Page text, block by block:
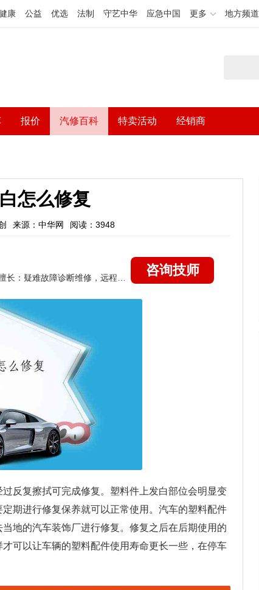
康 公益 优选 法制 守艺中华 应急中国 更多 地方频道
报价 汽修百科 特卖活动 经销商
怎么修复
来源：中华网 阅读：3948
咨询技师
反复擦拭可完成修复。塑料件上发白部位会明显变
期进行修复保养就可以正常使用。汽车的塑料配件
地的汽车装饰厂进行修复。修复之后在后期使用的
可以让车辆的塑料配件使用寿命更长一些，在停车